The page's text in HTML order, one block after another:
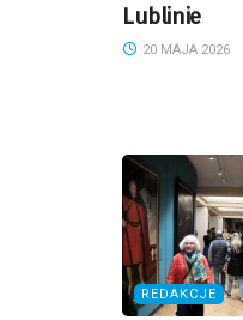
Lublinie
20 MAJA 2026
REDAKCJE